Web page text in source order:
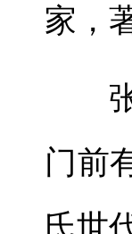
家，
门前
氏世